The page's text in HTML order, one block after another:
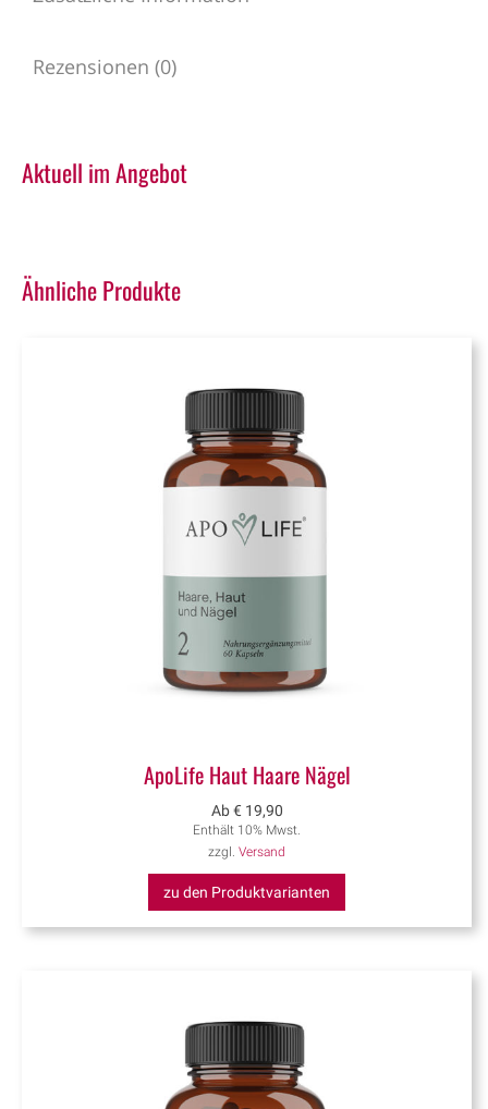
Rezensionen (0)
Aktuell im Angebot
Ähnliche Produkte
ApoLife Haut Haare Nägel
Ab € 19,90
Enthält 10% Mwst.
zzgl. Versand
zu den Produktvarianten